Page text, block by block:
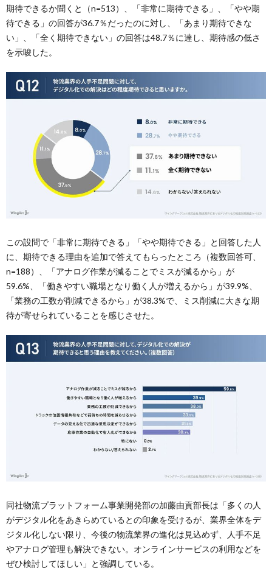
期待できるか聞くと（n=513）、「非常に期待できる」、「やや期
待できる」の回答が36.7％だったのに対し、「あまり期待できな
い」、「全く期待できない」の回答は48.7％に達し、期待感の低さ
を示唆した。
この設問で「非常に期待できる」「やや期待できる」と回答した人
に、期待できる理由を追加で答えてもらったところ（複数回答可、
n=188）、「アナログ作業が減ることでミスが減るから」が
59.6%、「働きやすい職場となり働く人が増えるから」が39.9%、
「業務の工数が削減できるから」が38.3%で、ミス削減に大きな期
待が寄せられていることを感じさせた。
同社物流プラットフォーム事業開発部の加藤由貢部長は「多くの人
がデジタル化をあきらめているとの印象を受けるが、業界全体をデ
ジタル化しない限り、今後の物流業界の進化は見込めず、人手不足
やアナログ管理も解決できない。オンラインサービスの利用などを
ぜひ検討してほしい」と強調している。